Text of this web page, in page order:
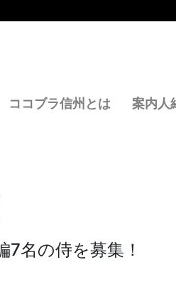
ココブラ信州とは 案内人
7名の侍を募集！